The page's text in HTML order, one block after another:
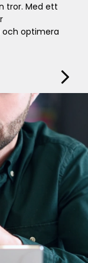
tror. Med ett
och optimera